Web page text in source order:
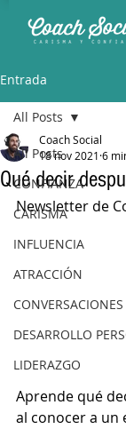
Entrada
All Posts
CONFIANZA
CARISMA
INFLUENCIA
ATRACCIÓN
CONVERSACIONES
DESARROLLO
LIDERAZGO
All Posts
Qué decir
Coach Social
18 nov 2021 6
Newsletter de
Aprende qué
al conocer a un